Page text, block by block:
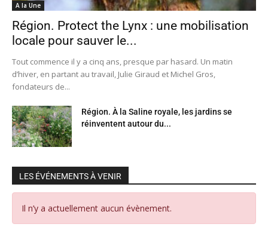
A la Une
Région. Protect the Lynx : une mobilisation
locale pour sauver le...
Tout commence il y a cinq ans, presque par hasard. Un matin
d’hiver, en partant au travail, Julie Giraud et Michel Gros,
fondateurs de...
Région. À la Saline royale, les jardins se
réinventent autour du...
LES ÉVÉNEMENTS À VENIR
Il n’y a actuellement aucun évènement.